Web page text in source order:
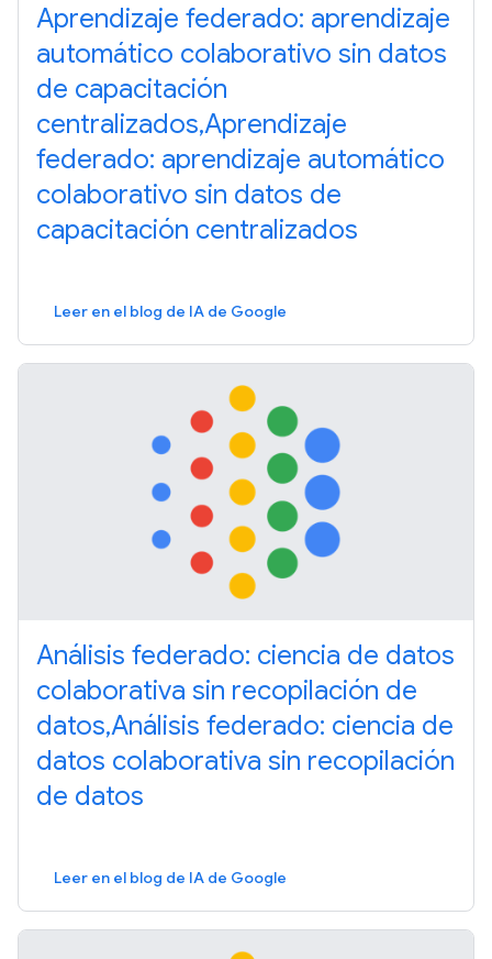
Aprendizaje federado: aprendizaje
automático colaborativo sin datos
de capacitación
centralizados,Aprendizaje
federado: aprendizaje automático
colaborativo sin datos de
capacitación centralizados
Leer en el blog de IA de Google
Análisis federado: ciencia de datos
colaborativa sin recopilación de
datos,Análisis federado: ciencia de
datos colaborativa sin recopilación
de datos
Leer en el blog de IA de Google